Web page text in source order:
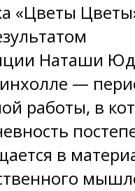
«Цветы
Наташи
—
работы, в
в